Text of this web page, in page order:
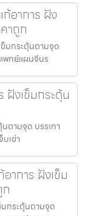
อาการ ฝัง
าถูก
มกระตุ้นตามจุด
พทย์แผนจีนร
ฝังเข็มกระตุ้น
ตามจุด บรรเทา
เข่า
าการ ฝังเข็ม
กระตุ้นตามจุด